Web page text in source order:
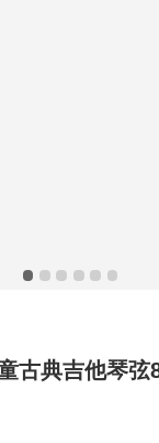
古典吉他琴弦